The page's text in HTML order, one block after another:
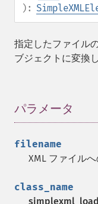
):
指定したファイル
ブジェクトに変換
パラメータ
filename
XML ファイルへ
class_name